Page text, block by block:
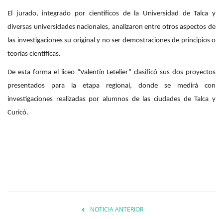
El jurado, integrado por científicos de la Universidad de Talca y
diversas universidades nacionales, analizaron entre otros aspectos de
las investigaciones su original y no ser demostraciones de principios o
teorías científicas.
De esta forma el liceo “Valentín Letelier” clasificó sus dos proyectos
presentados para la etapa regional, donde se medirá con
investigaciones realizadas por alumnos de las ciudades de Talca y
Curicó.
NOTICIA ANTERIOR